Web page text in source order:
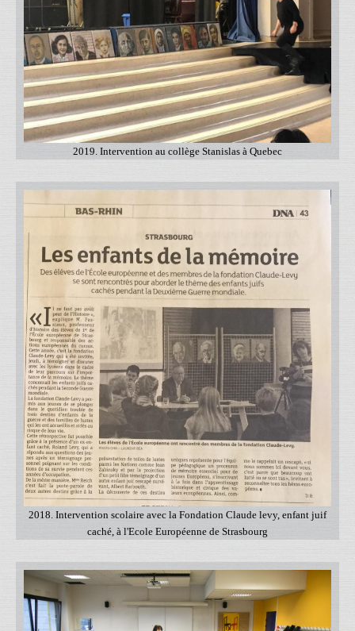
2019. Intervention au collège Stanislas à Quebec
2018. Intervention scolaire avec la Fondation Claude levy, enfant juif
caché, à l'Ecole Européenne de Strasbourg